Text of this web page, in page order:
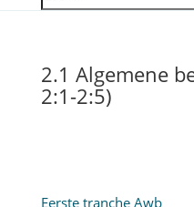
2.1 Algemene
2:1-2:5)
Eerste tranche Awb